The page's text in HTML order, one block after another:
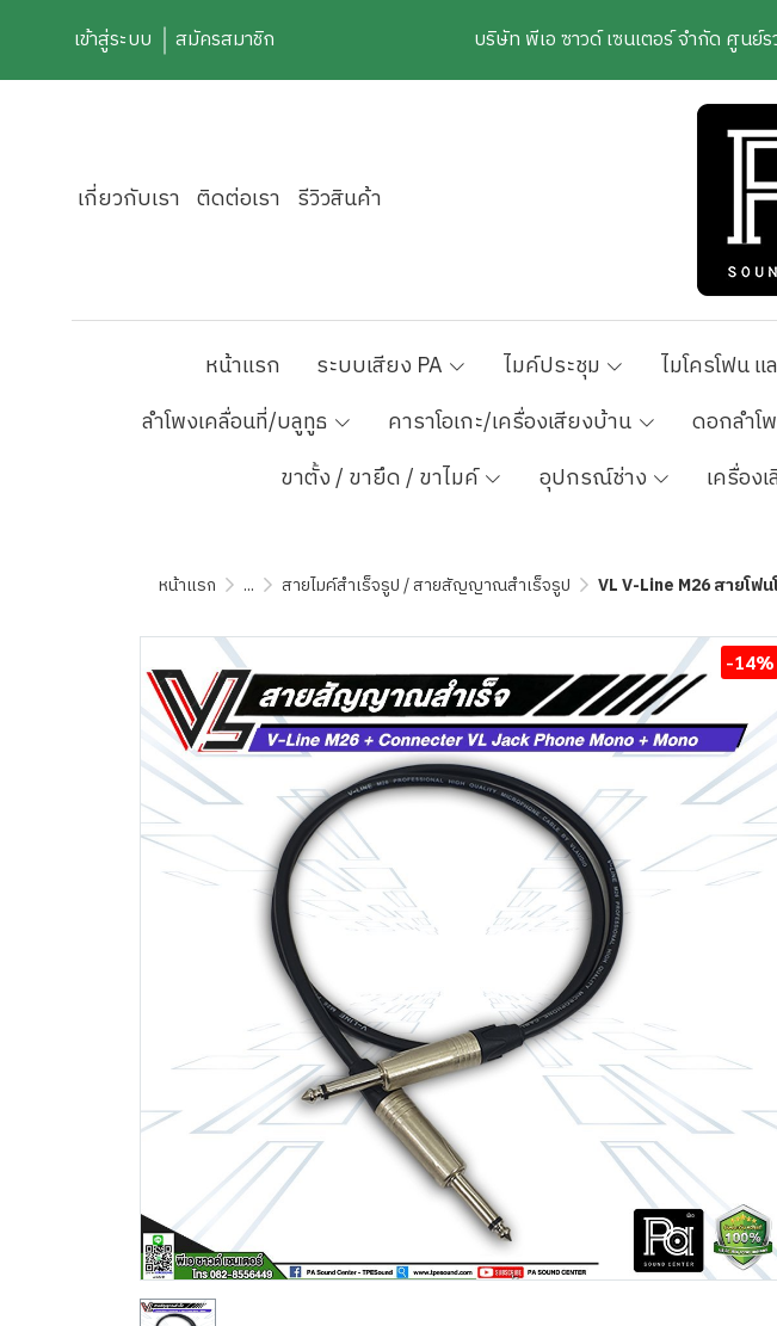
เข้าสู่ระบบ สมัครสมาชิก บริษัท พีเอ ซาวด์ เซนเตอร์ จำกัด ศูนย์
เกี่ยวกับเรา ติดต่อเรา รีวิวสินค้า
หน้าแรก ระบบเสียง PA ไมค์ประชุม ไมโครโฟน
ลำโพงเคลื่อนที่/บลูทูธ
คาราโอเกะ/เครื่องเสียงบ้าน ดอกลำโ
ขาตั้ง / ขายึด / ขาไมค์
อุปกรณ์ช่าง เครื่อง
หน้าแรก ... สายไมค์สำเร็จรูป / สายสัญญาณสำเร็จรูป VL V-Line M26 สายโ
-14%